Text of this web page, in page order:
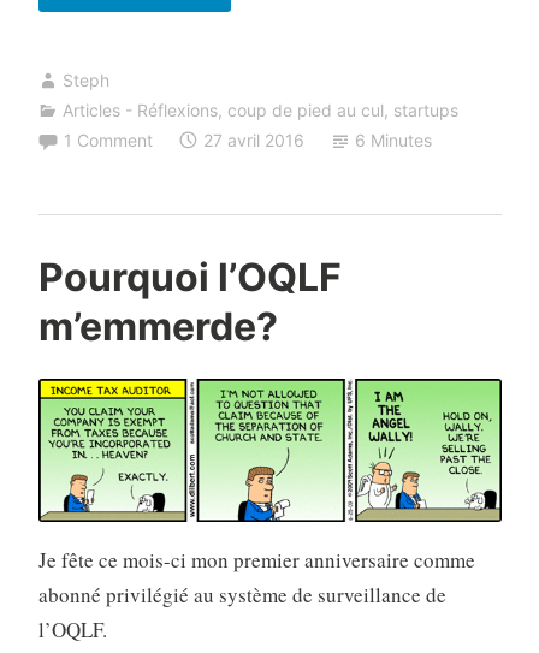
réflexion
ventes,
marketing
les
clients
en
startup »
Steph
Articles - Réflexions, coup de pied au cul, startups
1 Comment
27 avril 2016 6 Minutes
Pourquoi l’OQLF
m’emmerde?
Je fête ce mois-ci mon premier anniversaire comme
abonné privilégié au système de surveillance de
l’OQLF.